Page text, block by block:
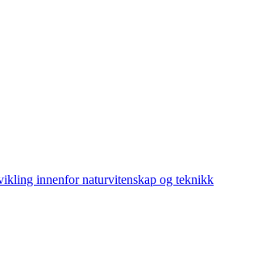
innenfor naturvitenskap og teknikk